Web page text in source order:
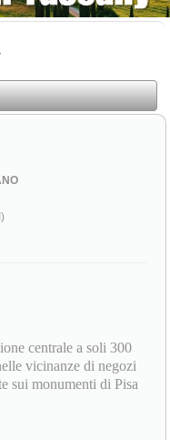
centrale a soli 300
vicinanze di negozi
sui monumenti di Pisa